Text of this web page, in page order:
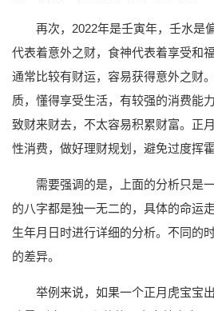
再次，2022年是壬寅年，壬水是
代表着意外之财，食神代表着享受和
通常比较有财运，容易获得意外之财
质，懂得享受生活，有较强的消费能
致财来财去，不太容易积累财富。正
性消费，做好理财规划，避免过度挥霍
需要强调的是，上面的分析只是
的八字都是独一无二的，具体的命运
生年月日时进行详细的分析。不同的
的差异。
举例来说，如果一个正月虎宝宝